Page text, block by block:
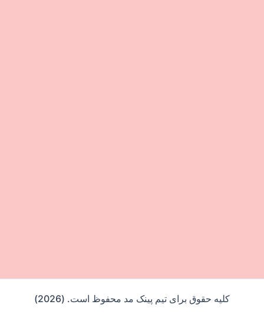
کلیه حقوق برای تیم پینک مد محفوظ است. (2026)